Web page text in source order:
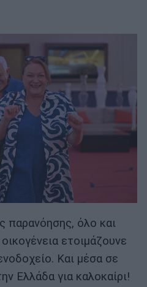
παρανόησης, όλο και
ετοιμάζουνε
Και μέσα σε
Ελλάδα για καλοκαίρι!